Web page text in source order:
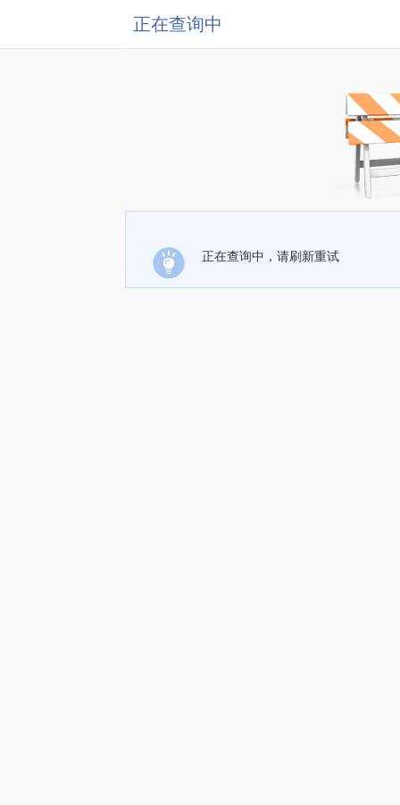
正在查询中
正在查询中，请刷新重试